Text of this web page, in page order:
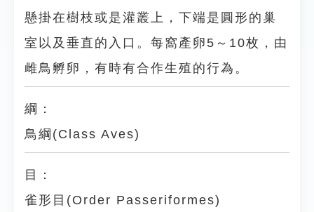
懸掛在樹枝或是灌叢上，下端是圓形的巢
室以及垂直的入口。每窩產卵5～10枚，由
雌鳥孵卵，有時有合作生殖的行為。
綱：
鳥綱(Class Aves)
目：
雀形目(Order Passeriformes)